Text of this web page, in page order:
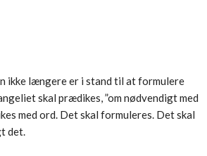
ikke længere er i stand til at formulere
skal prædikes, ”om nødvendigt med
med ord. Det skal formuleres. Det skal
det.